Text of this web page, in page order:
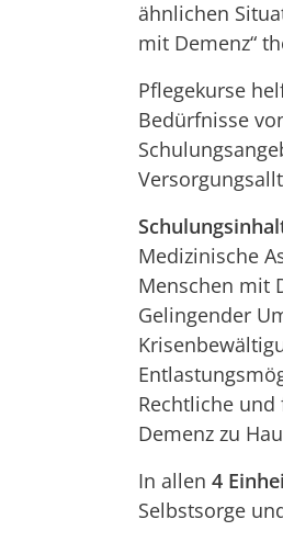
ähnlichen
mit Demenz“
Pflegekurse
Bedürfnisse
Medizinische
Menschen mit
Gelingender
Rechtliche
Demenz zu
In allen 4
Selbstsorge